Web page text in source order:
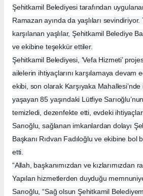
Şehitkamil Belediyesi tarafından
Ramazan ayında da yaşlıları sevindiriyor.
karşılanan yaşlılar, Şehitkamil Belediye
ve ekibine teşekkür ettiler.
Şehitkamil Belediyesi, ‘Vefa Hizmeti’
ailelerin ihtiyaçlarını karşılamaya devam
ekibi, son olarak Karşıyaka
yaşayan 85 yaşındaki Lütfiye
temizledi, dezenfekte etti, evdeki
Sarıoğlu, sağlanan imkanlardan dolayı
Başkanı Rıdvan Fadıloğlu ve ekibine bol
etti.
“Allah, başkanımızdan ve kızlarımızdan
Yapılan hizmetlerden duyduğu
Sarıoğlu, “Sağ olsun Şehitkamil